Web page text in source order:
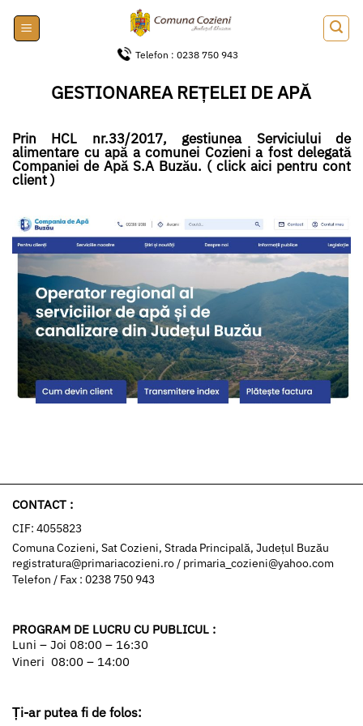
content
Telefon : 0238 750 943
GESTIONAREA REȚELEI DE APĂ
Prin HCL nr.33/2017, gestiunea Serviciului de
alimentare cu apă a comunei Cozieni a fost delegată
Companiei de Apă S.A Buzău. ( click aici pentru cont
client )
CONTACT :
CIF: 4055823
Comuna Cozieni, Sat Cozieni, Strada Principală, Județul Buzău
registratura@primariacozieni.ro/ primaria_cozieni@yahoo.com
Telefon / Fax : 0238 750 943
PROGRAM DE LUCRU CU PUBLICUL :
Luni – Joi 08:00 – 16:30
Vineri 08:00 – 14:00
Ți-ar putea fi de folos: